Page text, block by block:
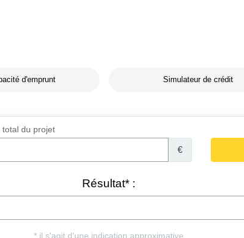
d'emprunt Simulateur de crédit